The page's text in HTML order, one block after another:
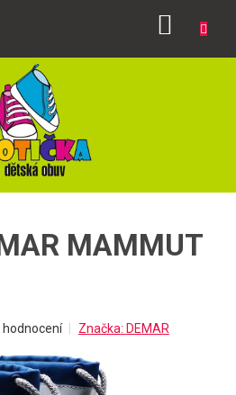
MAMMUT
hodnocení Značka: DEMAR